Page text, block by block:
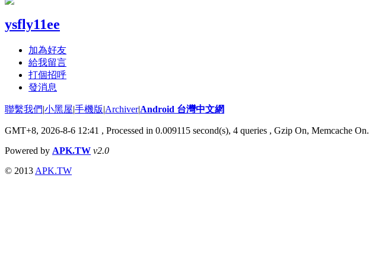
ysfly11ee
加為好友
給我留言
打個招呼
發消息
聯繫我們|小黑屋|手機版|Archiver|Android 台灣中文網
GMT+8, 2026-8-6 12:41 , Processed in 0.009115 second(s), 4 queries , Gzip On, Memcache On.
Powered by APK.TW v2.0
© 2013 APK.TW